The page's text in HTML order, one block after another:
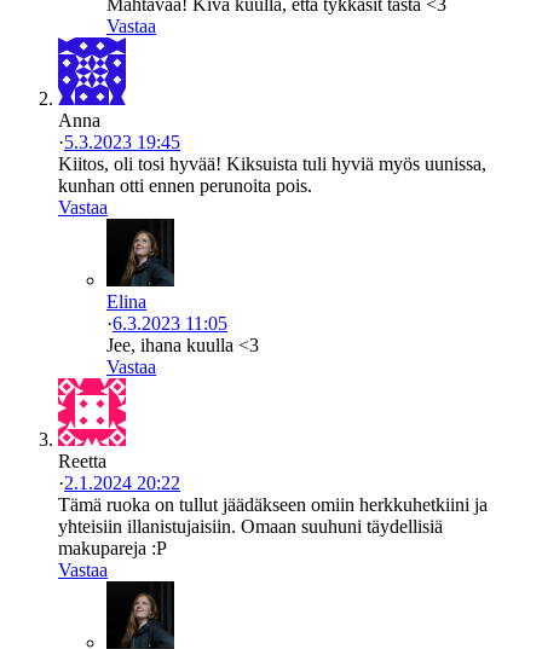
Vastaa
Anna
·5.3.2023 19:45
Kiitos, oli tosi hyvää! Kiksuista tuli hyviä myös uunissa,
kunhan otti ennen perunoita pois.
Vastaa
Elina
·6.3.2023 11:05
Jee, ihana kuulla <3
Vastaa
Reetta
·2.1.2024 20:22
Tämä ruoka on tullut jäädäkseen omiin herkkuhetkiini ja
yhteisiin illanistujaisiin. Omaan suuhuni täydellisiä
makupareja :P
Vastaa